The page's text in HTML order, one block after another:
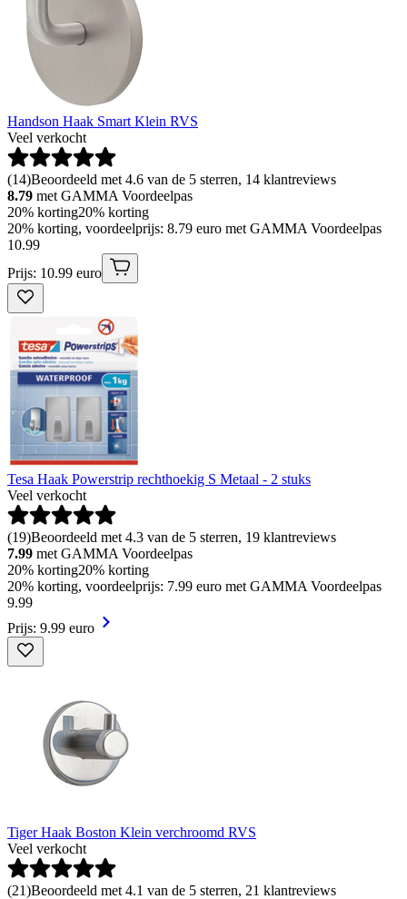
Handson Haak Smart Klein RVS
Veel verkocht
(14)Beoordeeld met 4.6 van de 5 sterren, 14 klantreviews
8.79 met GAMMA Voordeelpas
20% korting20% korting
20% korting, voordeelprijs: 8.79 euro met GAMMA Voordeelpas
10.99
Prijs: 10.99 euro
Tesa Haak Powerstrip rechthoekig S Metaal - 2 stuks
Veel verkocht
(19)Beoordeeld met 4.3 van de 5 sterren, 19 klantreviews
7.99 met GAMMA Voordeelpas
20% korting20% korting
20% korting, voordeelprijs: 7.99 euro met GAMMA Voordeelpas
9.99
Prijs: 9.99 euro
Tiger Haak Boston Klein verchroomd RVS
Veel verkocht
(21)Beoordeeld met 4.1 van de 5 sterren, 21 klantreviews